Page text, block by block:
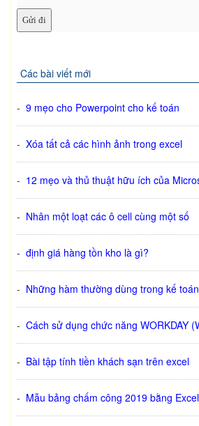
Các bài viết mới
- 9 mẹo cho Powerpoint cho kế toán
- Xóa tất cả các hình ảnh trong excel
- 12 mẹo và thủ thuật hữu ích của
- Nhân một loạt các ô cell cùng một số
- định giá hàng tồn kho là gì?
- Những hàm thường dùng trong kế
- Cách sử dụng chức năng WORKDAY
- Bài tập tính tiền khách sạn trên excel
- Mẫu bảng chấm công 2019 bằng Excel